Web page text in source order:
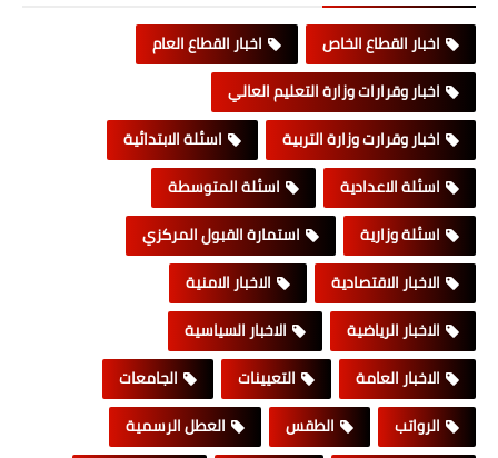
اخبار القطاع الخاص
اخبار القطاع العام
اخبار وقرارات وزارة التعليم العالي
اخبار وقرارت وزارة التربية
اسئلة الابتدائية
اسئلة الاعدادية
اسئلة المتوسطة
اسئلة وزارية
استمارة القبول المركزي
الاخبار الاقتصادية
الاخبار الامنية
الاخبار الرياضية
الاخبار السياسية
الاخبار العامة
التعيينات
الجامعات
الرواتب
الطقس
العطل الرسمية